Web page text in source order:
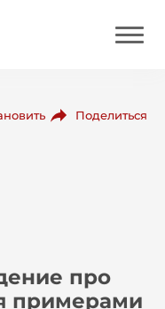
Поделиться
про
примерами